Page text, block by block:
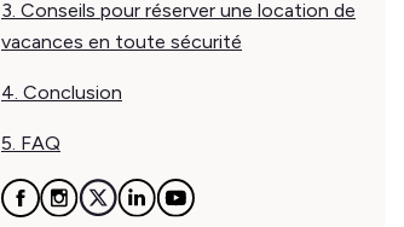
3. Conseils pour réserver une location de
vacances en toute sécurité
4. Conclusion
5. FAQ